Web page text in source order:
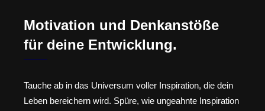
Motivation und Denkanstöße
für deine Entwicklung.
Tauche ab in das Universum voller Inspiration, die dein
Leben bereichern wird. Spüre, wie ungeahnte Inspiration